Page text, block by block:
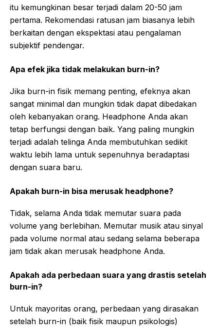
itu kemungkinan besar terjadi dalam 20-50 jam
pertama. Rekomendasi ratusan jam biasanya lebih
berkaitan dengan ekspektasi atau pengalaman
subjektif pendengar.
Apa efek jika tidak melakukan burn-in?
Jika burn-in fisik memang penting, efeknya akan
sangat minimal dan mungkin tidak dapat dibedakan
oleh kebanyakan orang. Headphone Anda akan
tetap berfungsi dengan baik. Yang paling mungkin
terjadi adalah telinga Anda membutuhkan sedikit
waktu lebih lama untuk sepenuhnya beradaptasi
dengan suara baru.
Apakah burn-in bisa merusak headphone?
Tidak, selama Anda tidak memutar suara pada
volume yang berlebihan. Memutar musik atau sinyal
pada volume normal atau sedang selama beberapa
jam tidak akan merusak headphone Anda.
Apakah ada perbedaan suara yang drastis setelah
burn-in?
Untuk mayoritas orang, perbedaan yang dirasakan
setelah burn-in (baik fisik maupun psikologis)